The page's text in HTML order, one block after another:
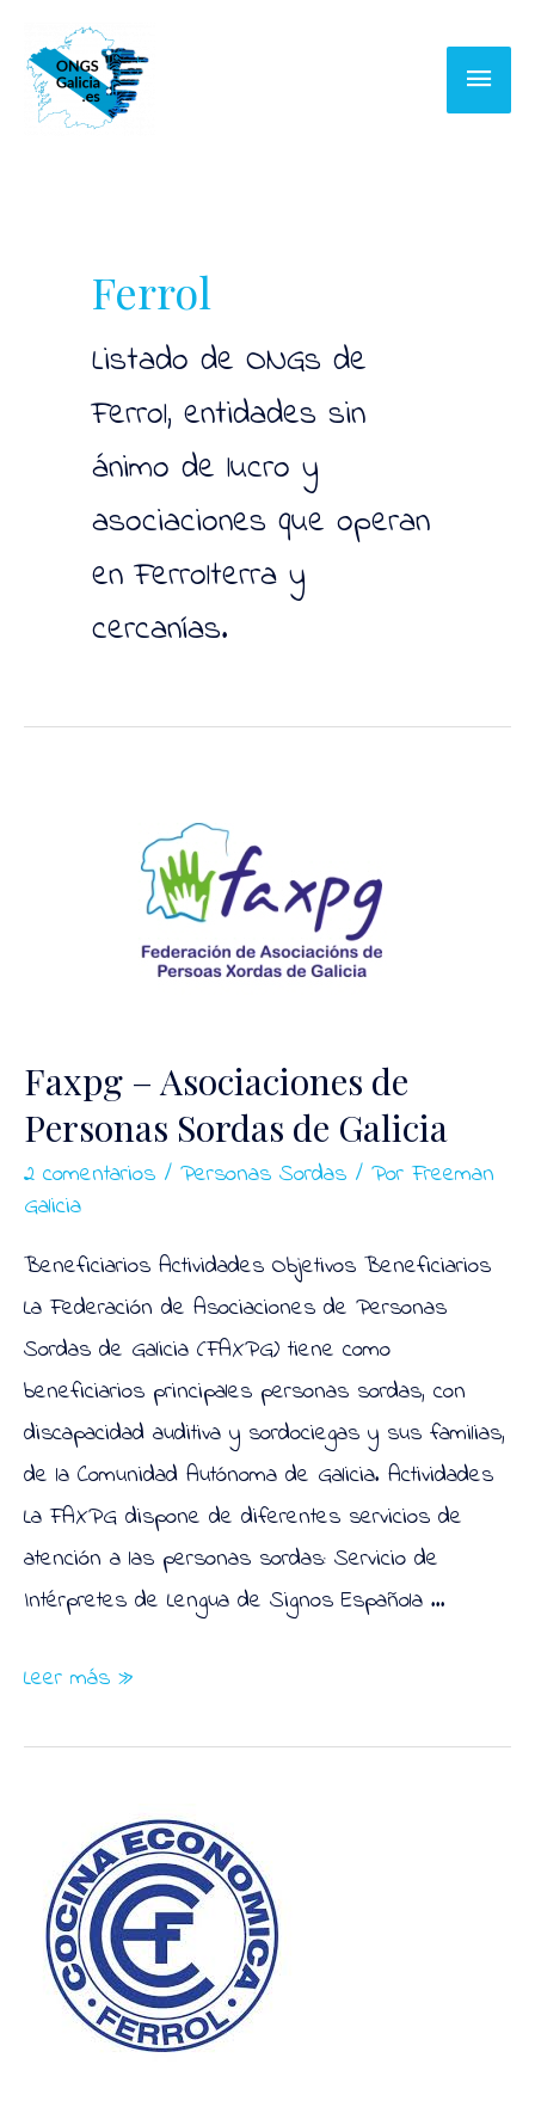
contenido
Menú
Ferrol
Listado de ONGs de
Ferrol, entidades sin
ánimo de lucro y
asociaciones que operan
en Ferrolterra y
cercanías.
Faxpg – Asociaciones de
Personas Sordas de Galicia
2 comentarios / Personas Sordas / Por Freeman
Galicia
Beneficiarios Actividades Objetivos Beneficiarios
La Federación de Asociaciones de Personas
Sordas de Galicia (FAXPG) tiene como
beneficiarios principales personas sordas, con
discapacidad auditiva y sordociegas y sus familias,
de la Comunidad Autónoma de Galicia. Actividades
La FAXPG dispone de diferentes servicios de
atención a las personas sordas: Servicio de
Intérpretes de Lengua de Signos Española …
Faxpg
Personas
Sordas
de
Galicia
Leer más »